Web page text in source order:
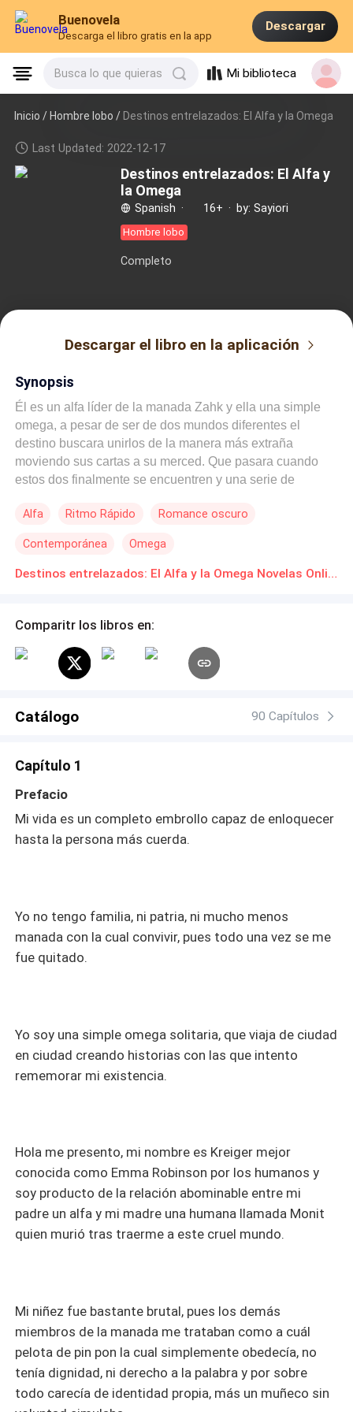
Buenovela
Descarga el libro gratis en la app
Descargar
Busca lo que quieras Mi biblioteca
Inicio /Hombre lobo / Destinos entrelazados: El Alfa y la Omega
Last Updated: 2022-12-17
Destinos entrelazados: El Alfa y
la Omega
Spanish · 16+ · by: Sayiori
Hombre lobo
Completo
Descargar el libro en la aplicación
Synopsis
Él es un alfa líder de la manada Zahk y ella una simple
omega, a pesar de ser de dos mundos diferentes el
destino buscara unirlos de la manera más extraña
moviendo sus cartas a su merced. Que pasara cuando
estos dos finalmente se encuentren y una serie de
e incluso su existencia hasta el punto tal de estar
invito a que lo descubras...
Alfa Ritmo Rápido Romance oscuro
Contemporánea Omega
Destinos entrelazados: El Alfa y la Omega Novelas Online Descarga gratuita de PDF
Comparitr los libros en:
Catálogo 90 Capítulos
Capítulo 1
Prefacio
Mi vida es un completo embrollo capaz de enloquecer
hasta la persona más cuerda.
Yo no tengo familia, ni patria, ni mucho menos
manada con la cual convivir, pues todo una vez se me
fue quitado.
Yo soy una simple omega solitaria, que viaja de ciudad
en ciudad creando historias con las que intento
rememorar mi existencia.
Hola me presento, mi nombre es Kreiger mejor
conocida como Emma Robinson por los humanos y
soy producto de la relación abominable entre mi
padre un alfa y mi madre una humana llamada Monit
quien murió tras traerme a este cruel mundo.
Mi niñez fue bastante brutal, pues los demás
miembros de la manada me trataban como a cuál
pelota de pin pon la cual simplemente obedecía, no
tenía dignidad, ni derecho a la palabra y por sobre
todo carecía de identidad propia, más un muñeco sin